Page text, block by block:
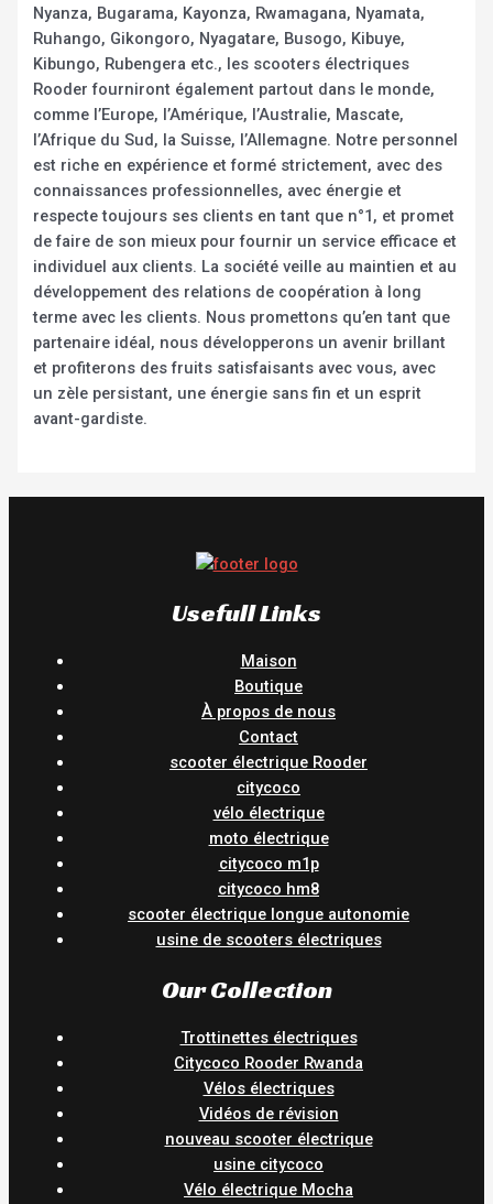
Nyanza, Bugarama, Kayonza, Rwamagana, Nyamata,
Ruhango, Gikongoro, Nyagatare, Busogo, Kibuye,
Kibungo, Rubengera etc., les scooters électriques
Rooder fourniront également partout dans le monde,
comme l’Europe, l’Amérique, l’Australie, Mascate,
l’Afrique du Sud, la Suisse, l’Allemagne. Notre personnel
est riche en expérience et formé strictement, avec des
connaissances professionnelles, avec énergie et
respecte toujours ses clients en tant que n°1, et promet
de faire de son mieux pour fournir un service efficace et
individuel aux clients. La société veille au maintien et au
développement des relations de coopération à long
terme avec les clients. Nous promettons qu’en tant que
partenaire idéal, nous développerons un avenir brillant
et profiterons des fruits satisfaisants avec vous, avec
un zèle persistant, une énergie sans fin et un esprit
avant-gardiste.
Usefull Links
Maison
Boutique
À propos de nous
Contact
scooter électrique Rooder
citycoco
vélo électrique
moto électrique
citycoco m1p
citycoco hm8
scooter électrique longue autonomie
usine de scooters électriques
Our Collection
Trottinettes électriques
Citycoco Rooder Rwanda
Vélos électriques
Vidéos de révision
nouveau scooter électrique
usine citycoco
Vélo électrique Mocha